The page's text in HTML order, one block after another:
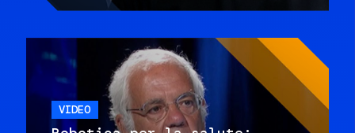
VIDEO